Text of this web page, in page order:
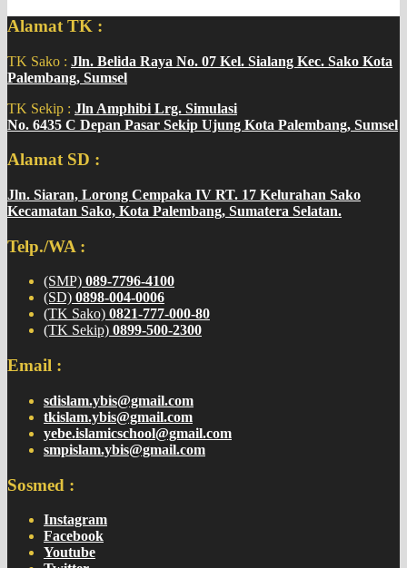
Alamat TK :
TK Sako : Jln. Belida Raya No. 07 Kel. Sialang Kec. Sako Kota
Palembang, Sumsel
TK Sekip : Jln Amphibi Lrg. Simulasi
No. 6435 C Depan Pasar Sekip Ujung Kota Palembang, Sumsel
Alamat SD :
Jln. Siaran, Lorong Cempaka IV RT. 17 Kelurahan Sako
Kecamatan Sako, Kota Palembang, Sumatera Selatan.
Telp./WA :
(SMP) 089-7796-4100
(SD) 0898-004-0006
(TK Sako) 0821-777-000-80
(TK Sekip) 0899-500-2300
Email :
sdislam.ybis@gmail.com
tkislam.ybis@gmail.com
yebe.islamicschool@gmail.com
smpislam.ybis@gmail.com
Sosmed :
Instagram
Facebook
Youtube